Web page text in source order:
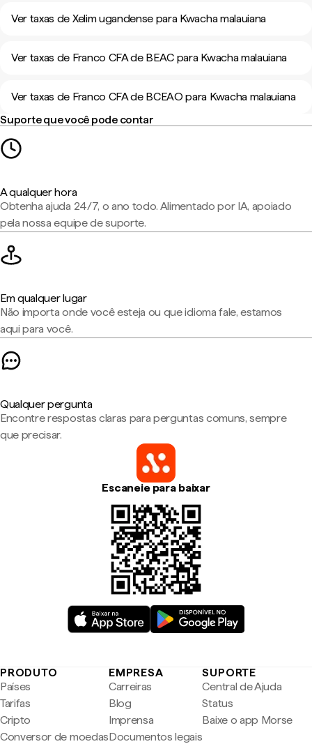
Ver taxas de Xelim ugandense para Kwacha malauiana
Ver taxas de Franco CFA de BEAC para Kwacha malauiana
Ver taxas de Franco CFA de BCEAO para Kwacha malauiana
Suporte que você pode contar
A qualquer hora
Obtenha ajuda 24/7, o ano todo. Alimentado por IA, apoiado
pela nossa equipe de suporte.
Em qualquer lugar
Não importa onde você esteja ou que idioma fale, estamos
aqui para você.
Qualquer pergunta
Encontre respostas claras para perguntas comuns, sempre
que precisar.
Escaneie para baixar
PRODUTO
Países
Tarifas
Cripto
Conversor de moedas
EMPRESA
Carreiras
Blog
Imprensa
Documentos legais
SUPORTE
Central de Ajuda
Status
Baixe o app Morse